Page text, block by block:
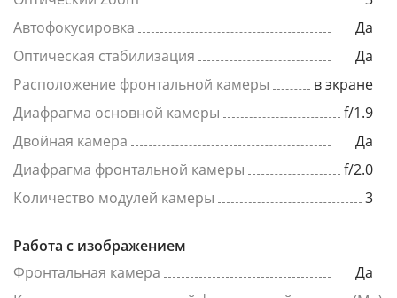
Автофокусировка
Да
Оптическая стабилизация
Да
Расположение фронтальной камеры
в экране
Диафрагма основной камеры
f/1.9
Двойная камера
Да
Диафрагма фронтальной камеры
f/2.0
Количество модулей камеры
3
Работа с изображением
Фронтальная камера
Да